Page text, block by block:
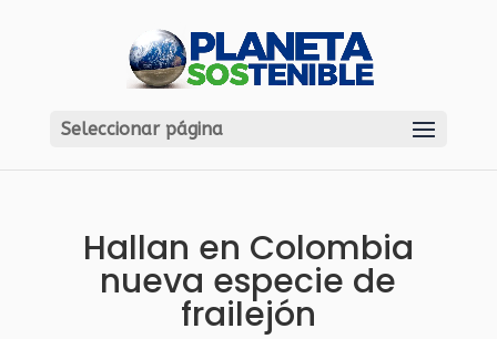
Seleccionar página
Hallan en Colombia
nueva especie de
frailejón